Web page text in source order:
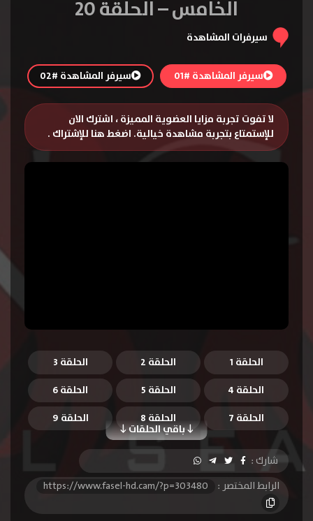
الخامس – الحلقة 20
سيرفرات المشاهدة
سيرفر المشاهدة #01 سيرفر المشاهدة #02
لا تفوت تجربة مزايا العضوية المميزة ، اشترك الان
للإستمتاع بتجربة مشاهدة خيالية. اضغط هنا للإشتراك .
الحلقة 1 الحلقة 2
الحلقة 3
الحلقة 4
الحلقة 5 الحلقة 6
باقي الحلقات
الحلقة 7 الحلقة 8
الحلقة 9
الحلقة 10
الحلقة 11
الحلقة 12
الحلقة 13
الحلقة 14
الحلقة 15
شارك :
الرابط المختصر :
https://www.fasel-hd.cam/?p=303480